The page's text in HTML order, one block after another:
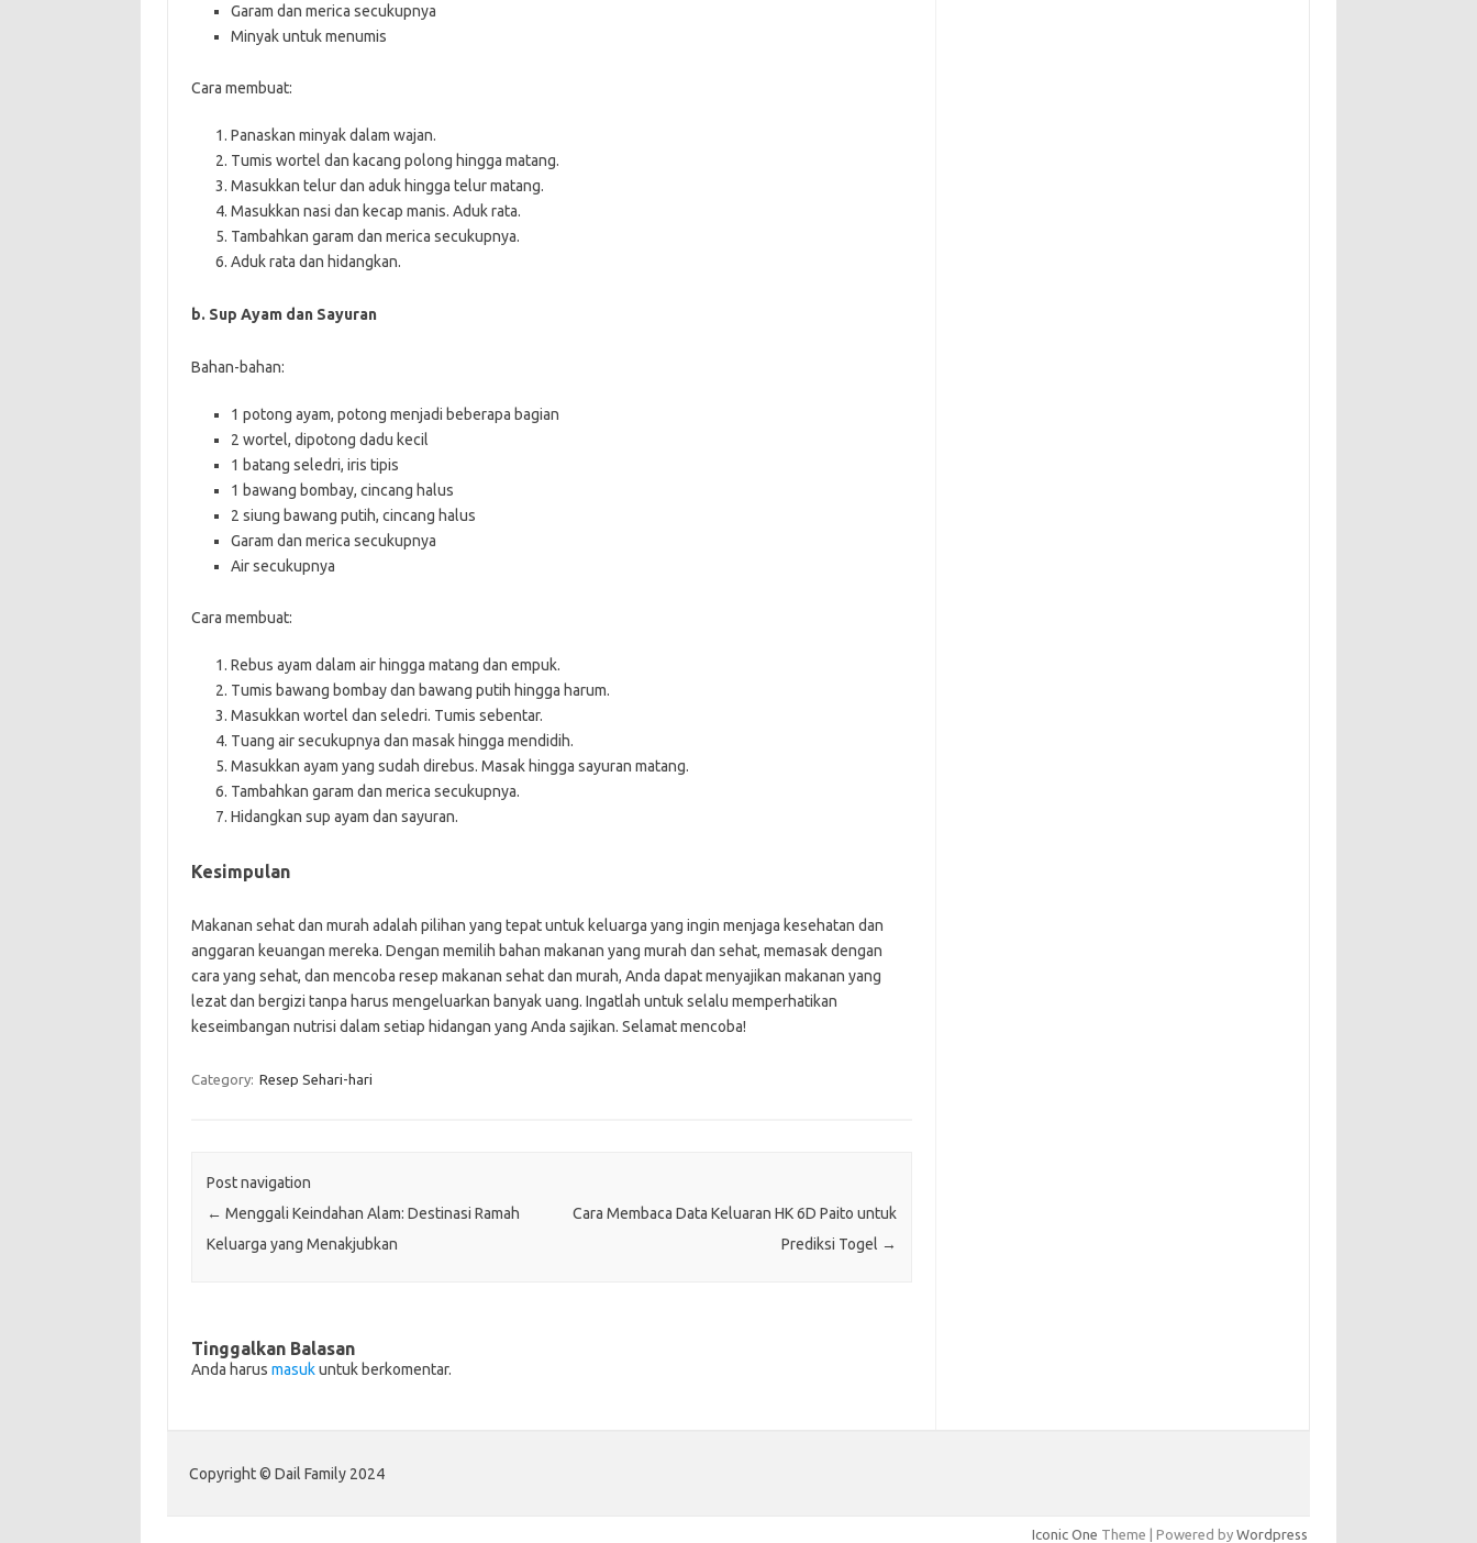
Garam dan merica secukupnya
Minyak untuk menumis
Cara membuat:
Panaskan minyak dalam wajan.
Tumis wortel dan kacang polong hingga matang.
Masukkan telur dan aduk hingga telur matang.
Masukkan nasi dan kecap manis. Aduk rata.
Tambahkan garam dan merica secukupnya.
Aduk rata dan hidangkan.
b. Sup Ayam dan Sayuran
Bahan-bahan:
1 potong ayam, potong menjadi beberapa bagian
2 wortel, dipotong dadu kecil
1 batang seledri, iris tipis
1 bawang bombay, cincang halus
2 siung bawang putih, cincang halus
Garam dan merica secukupnya
Air secukupnya
Cara membuat:
Rebus ayam dalam air hingga matang dan empuk.
Tumis bawang bombay dan bawang putih hingga harum.
Masukkan wortel dan seledri. Tumis sebentar.
Tuang air secukupnya dan masak hingga mendidih.
Masukkan ayam yang sudah direbus. Masak hingga sayuran matang.
Tambahkan garam dan merica secukupnya.
Hidangkan sup ayam dan sayuran.
Kesimpulan
Makanan sehat dan murah adalah pilihan yang tepat untuk keluarga yang ingin menjaga kesehatan dan
anggaran keuangan mereka. Dengan memilih bahan makanan yang murah dan sehat, memasak dengan
cara yang sehat, dan mencoba resep makanan sehat dan murah, Anda dapat menyajikan makanan yang
lezat dan bergizi tanpa harus mengeluarkan banyak uang. Ingatlah untuk selalu memperhatikan
keseimbangan nutrisi dalam setiap hidangan yang Anda sajikan. Selamat mencoba!
Category: Resep Sehari-hari
Post navigation
← Menggali Keindahan Alam: Destinasi Ramah
Keluarga yang Menakjubkan
Cara Membaca Data Keluaran HK 6D Paito untuk
Prediksi Togel →
Tinggalkan Balasan
Anda harus masukuntuk berkomentar.
Copyright © Dail Family 2024
Iconic One Theme | Powered by Wordpress